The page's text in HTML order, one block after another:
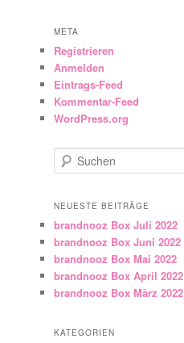
META
Registrieren
Anmelden
Eintrags-Feed
Kommentar-Feed
WordPress.org
Suchen
NEUESTE BEITRÄGE
brandnooz Box Juli 2022
brandnooz Box Juni 2022
brandnooz Box Mai 2022
brandnooz Box April 2022
brandnooz Box März 2022
KATEGORIEN